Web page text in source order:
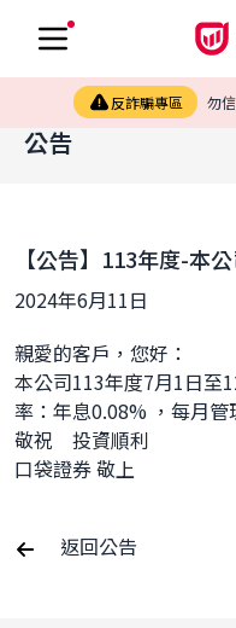
反詐騙專區 勿
公告
【公告】113年度-本
2024年6月11日
親愛的客戶，您好：
本公司113年度7月1日至
率：年息0.08% ，每月管
敬祝　投資順利
口袋證券 敬上
返回公告